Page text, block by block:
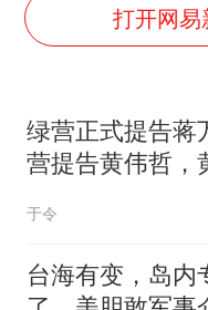
“
打开网
绿营正式提告蒋
营提告黄伟哲，
于令
台海有变，岛内